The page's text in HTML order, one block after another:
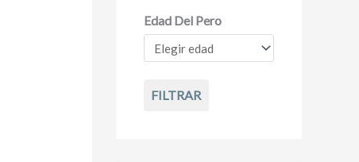
Edad Del Pero
FILTRAR